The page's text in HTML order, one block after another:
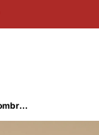
Polo manga larga regular hombre - Crudo